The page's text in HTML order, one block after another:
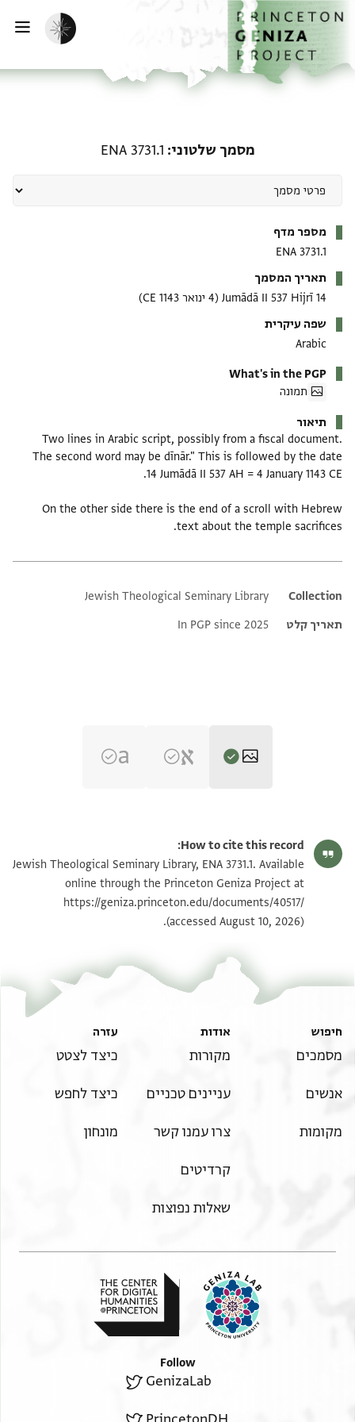
לתוכןהבית
הפעלת מצב כהה
מסמך שלטוני ENA 3731.1
מספר מדף
ENA 3731.1
תאריך המסמך
14 Jumādā II 537 Hijrī
(4 ינואר 1143 CE)
שפה עיקרית
Arabic
What's in the PGP
תמונה
תיאור
Two lines in Arabic script, possibly from a fiscal document.
The second word may be dīnār." This is followed by the date
On the other side there is the end of a scroll with Hebrew
text about the temple sacrifices.
Additional metadata
Collection
Jewish Theological Seminary Library
תאריך קלט
In PGP since 2025
ENA 3731.1 2 הגדל וסובב
תנאי היתר שימוש בתצלום
How to cite this record:
Jewish Theological Seminary Library, ENA 3731.1. Available
online through the Princeton Geniza Project at
https://geniza.princeton.edu/documents/40517/
(accessed August 10, 2026).
חיפוש
מסמכים
אנשים
מקומות
אודות
מקורות
עניינים טכניים
צרו עמנו קשר
קרדיטים
שאלות נפוצות
עזרה
כיצד לצטט
כיצד לחפש
מונחון
Follow
GenizaLab